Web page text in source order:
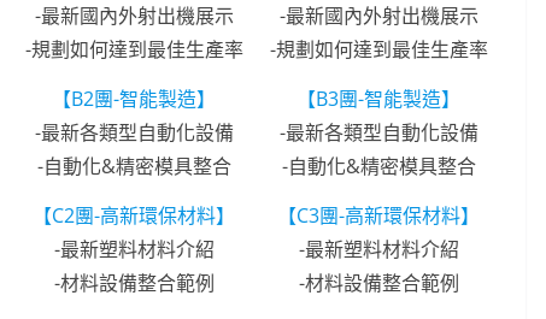
-最新國內外射出機展示
-規劃如何達到最佳生產率
-最新國內外射出機展示
-規劃如何達到最佳生產率
【B2團-智能製造】
-最新各類型自動化設備
-自動化&精密模具整合
【B3團-智能製造】
-最新各類型自動化設備
-自動化&精密模具整合
【C2團-高新環保材料】
-最新塑料材料介紹
-材料設備整合範例
【C3團-高新環保材料】
-最新塑料材料介紹
-材料設備整合範例